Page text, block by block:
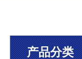
产品分类